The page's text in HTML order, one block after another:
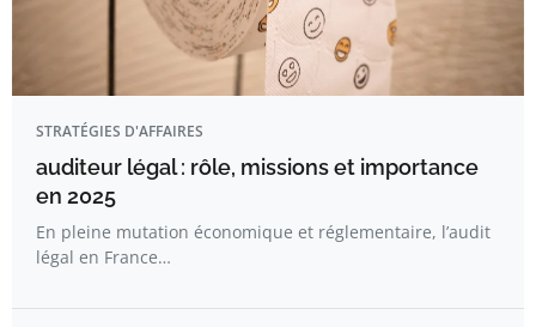
STRATÉGIES D'AFFAIRES
auditeur légal : rôle, missions et importance
en 2025
En pleine mutation économique et réglementaire, l’audit
légal en France…